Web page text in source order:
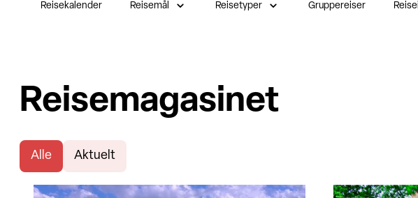
Reisekalender Reisemål Reisetyper Gruppereiser
Reisemagasinet
Alle Aktuelt